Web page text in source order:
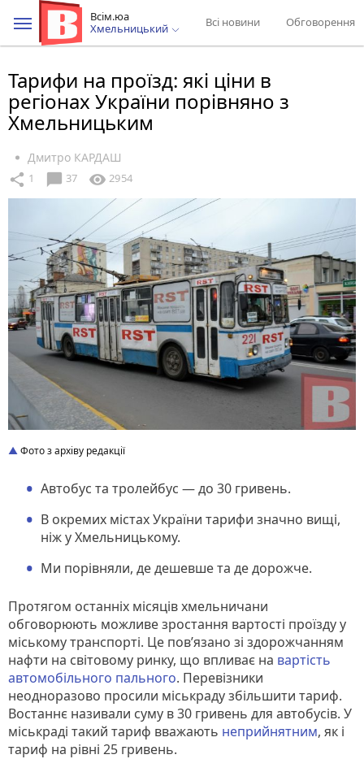
Всім.юа
Хмельницький
Всі новини Обговорення
Тарифи на проїзд: які ціни в
регіонах України порівняно з
Хмельницьким
Дмитро КАРДАШ
share 1 chat_bubble 37 visibility 2954
Фото з архіву редакції
Автобус та тролейбус — до 30 гривень.
В окремих містах України тарифи значно вищі,
ніж у Хмельницькому.
Ми порівняли, де дешевше та де дорожче.
Протягом останніх місяців хмельничани
обговорюють можливе зростання вартості проїзду у
міському транспорті. Це пов’язано зі здорожчанням
нафти на світовому ринку, що впливає на вартість
автомобільного пального. Перевізники
неодноразово просили міськраду збільшити тариф.
Востаннє називали суму в 30 гривень для автобусів. У
міськраді такий тариф вважають неприйнятним, як і
тариф на рівні 25 гривень.